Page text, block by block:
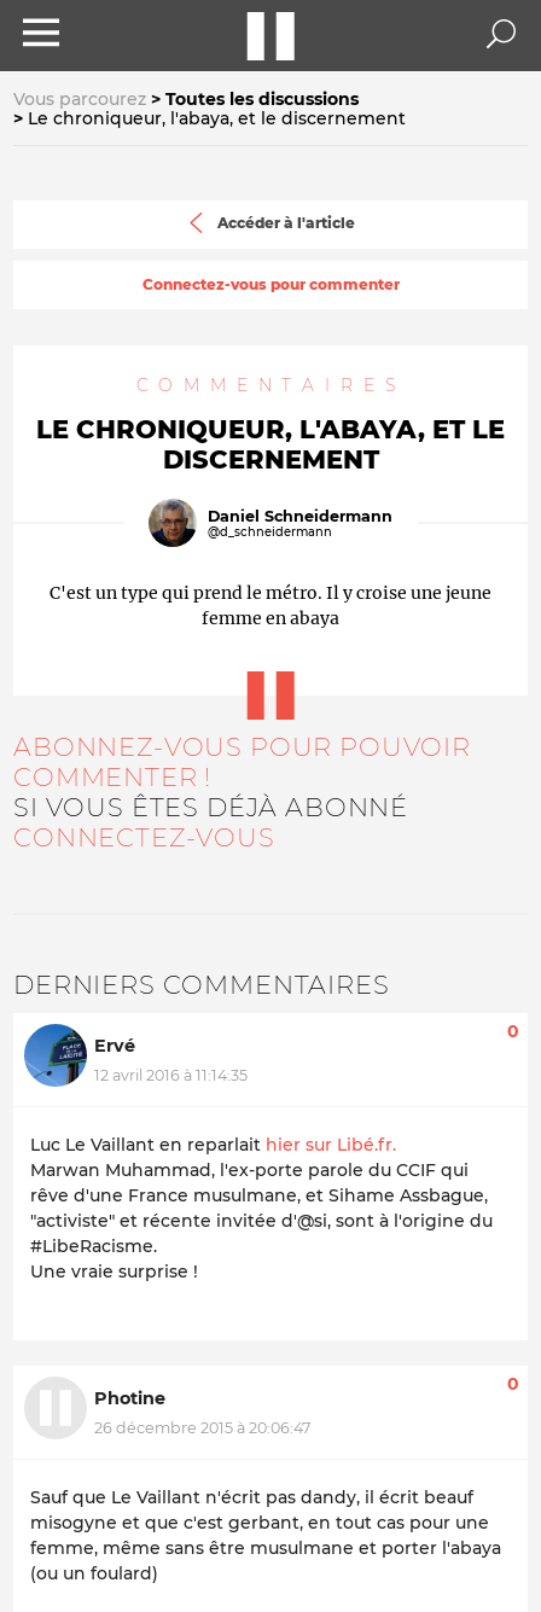
Vous parcourez
Toutes les discussions
Le chroniqueur, l'abaya, et le discernement
Accéder à l'article
Connectez-vous pour commenter
COMMENTAIRES
LE CHRONIQUEUR, L'ABAYA, ET LE
DISCERNEMENT
Daniel Schneidermann
@d_schneidermann
C'est un type qui prend le métro. Il y croise une jeune
femme en abaya
ABONNEZ-VOUS POUR POUVOIR
COMMENTER !
SI VOUS ÊTES DÉJÀ ABONNÉ
CONNECTEZ-VOUS
DERNIERS COMMENTAIRES
Ervé
12 avril 2016 à 11:14:35
0
Luc Le Vaillant en reparlait hier sur Libé.fr.
Marwan Muhammad, l'ex-porte parole du CCIF qui
rêve d'une France musulmane, et Sihame Assbague,
"activiste" et récente invitée d'@si, sont à l'origine du
#LibeRacisme.
Une vraie surprise !
Photine
26 décembre 2015 à 20:06:47
0
Sauf que Le Vaillant n'écrit pas dandy, il écrit beauf
misogyne et que c'est gerbant, en tout cas pour une
femme, même sans être musulmane et porter l'abaya
(ou un foulard)